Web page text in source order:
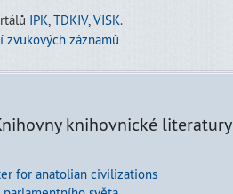
IPK TDKIV, VISK.
zvukových záznamů
knihovnické literatury
for anatolian civilizations